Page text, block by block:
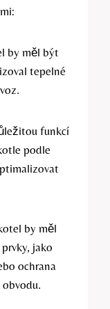
by měl být
tepelné
funkcí
podle
by měl
jako
​ochrana